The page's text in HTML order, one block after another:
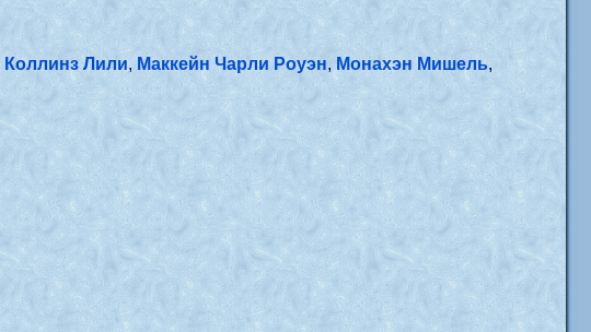
Коллинз Лили,Маккейн Чарли Роуэн, Монахэн Мишель,